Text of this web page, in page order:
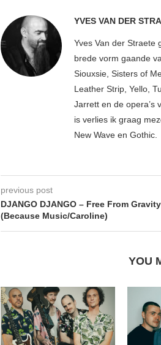
YVES VAN DER
Yves Van der Straete
brede vorm gaande
Siouxsie, Sisters of
Leather Strip, Yello,
Jarrett en de opera’s
is verlies ik graag
New Wave en Gothic.
previous post
DJANGO DJANGO – Free From Gravity
(Because Music/Caroline)
YOU